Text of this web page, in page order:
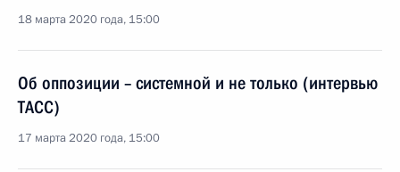
18 марта 2020 года, 15:00
Об оппозиции – системной и не только (интервью
ТАСС)
17 марта 2020 года, 15:00